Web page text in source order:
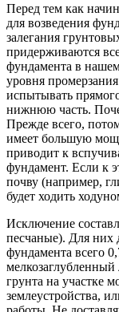
Перед тем как
для возведения
залегания
придерживаются
фундамента в
уровня
испытывать
нижнюю часть.
Прежде всего,
имеет большую
приводит к
фундамент. Если к
почву (например,
будет ходить
Исключение
песчаные). Для них
фундамента всего
грунта на участке
землеустройства,